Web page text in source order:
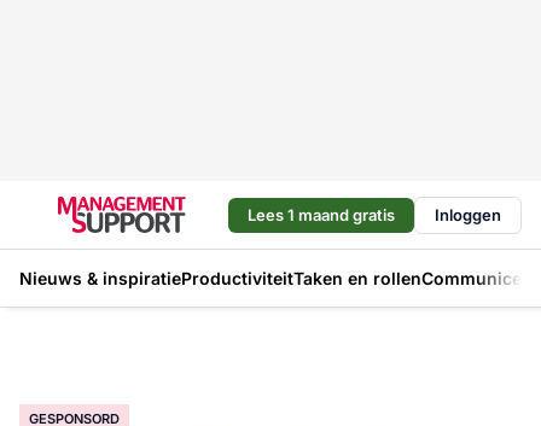
Lees 1 maand gratis Inloggen
Nieuws & inspiratieProductiviteitTaken en rollen
GESPONSORD